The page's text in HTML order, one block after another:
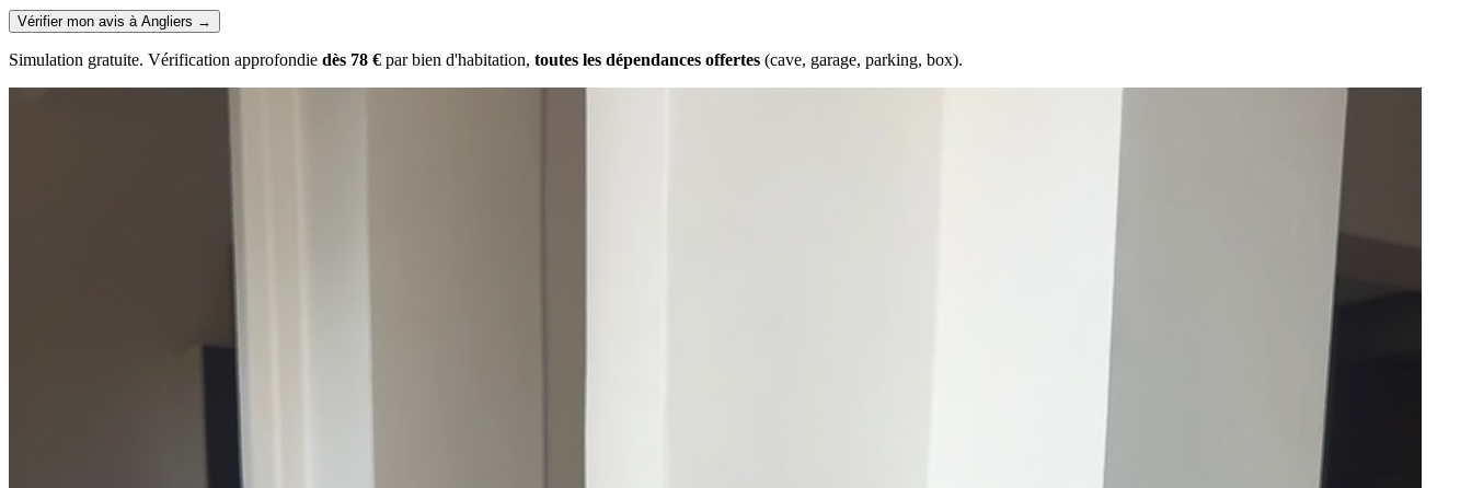
Vérifier mon avis à Angliers →
Simulation gratuite. Vérification approfondie dès 78 € par bien d'habitation, toutes les dépendances offertes (cave, garage, parking, box).